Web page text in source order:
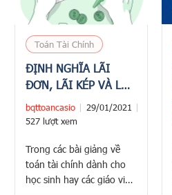
Toán Tài Chính
ĐỊNH NGHĨA LÃI
ĐƠN, LÃI KÉP VÀ LÃI
KÉP LIÊN TỤC
bqttoancasio
29/01/2021
527 lượt xem
Trong các bài giảng về
toán tài chính dành cho
học sinh hay các giáo viên